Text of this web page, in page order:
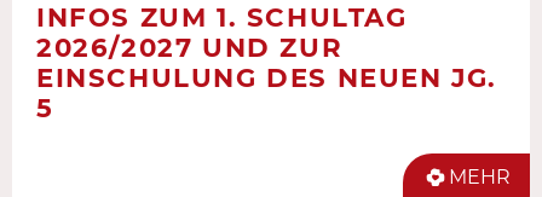
INFOS ZUM 1. SCHULTAG
2026/2027 UND ZUR
EINSCHULUNG DES NEUEN JG.
5
MEHR